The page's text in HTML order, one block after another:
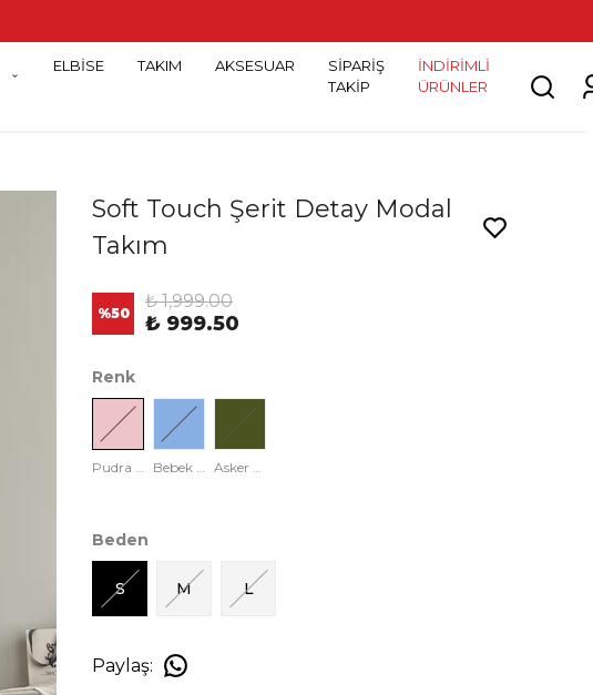
ELBİSE TAKIM AKSESUAR
SİPARİŞ
TAKİP
İNDİRİMLİ
ÜRÜNLER
Soft Touch Şerit Detay Modal
Takım
%50
₺ 1,999.00
₺ 999.50
Renk
Pudra Pembesi Bebek Mavisi Asker Yeşili
Beden
S M L
Paylaş: